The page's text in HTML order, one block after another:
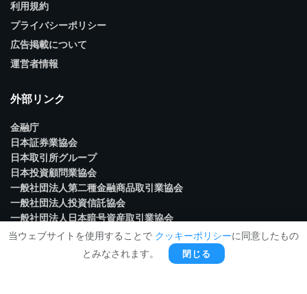
利用規約
プライバシーポリシー
広告掲載について
運営者情報
外部リンク
金融庁
日本証券業協会
日本取引所グループ
日本投資顧問業協会
一般社団法人第二種金融商品取引業協会
一般社団法人投資信託協会
一般社団法人日本暗号資産取引業協会
当ウェブサイトを使用することで クッキーポリシーに同意したもの
とみなされます。
閉じる